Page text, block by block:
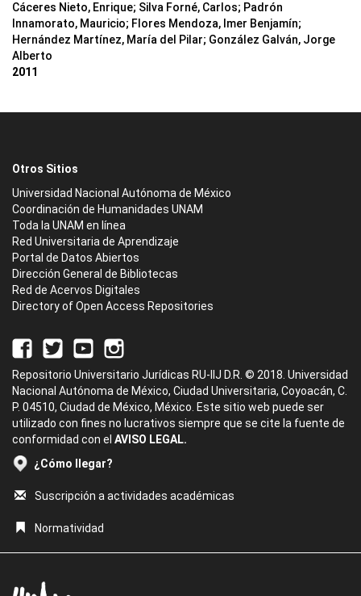
Cáceres Nieto, Enrique; Silva Forné, Carlos; Padrón
Innamorato, Mauricio; Flores Mendoza, Imer Benjamín;
Hernández Martínez, María del Pilar; González Galván, Jorge
Alberto
2011
Otros Sitios
Universidad Nacional Autónoma de México
Coordinación de Humanidades UNAM
Toda la UNAM en línea
Red Universitaria de Aprendizaje
Portal de Datos Abiertos
Dirección General de Bibliotecas
Red de Acervos Digitales
Directory of Open Access Repositories
Repositorio Universitario Jurídicas RU-IIJ D.R. © 2018. Universidad
Nacional Autónoma de México, Ciudad Universitaria, Coyoacán, C.
P. 04510, Ciudad de México, México. Este sitio web puede ser
utilizado con fines no lucrativos siempre que se cite la fuente de
conformidad con el AVISO LEGAL.
¿Cómo llegar?
Suscripción a actividades académicas
Normatividad